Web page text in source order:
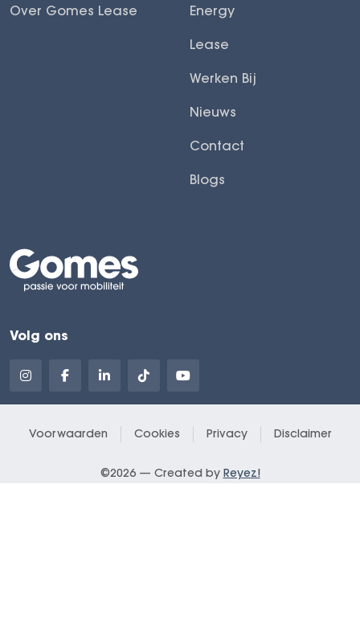
Over Gomes Lease Energy
Lease
Werken Bij
Nieuws
Contact
Blogs
Volg ons
Voorwaarden Cookies Privacy Disclaimer
©2026 — Created by Reyez!